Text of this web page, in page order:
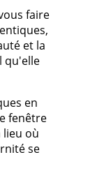
faire
et la
qu'elle
en
fenêtre
lieu où
se